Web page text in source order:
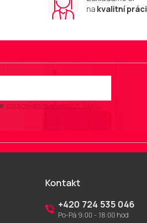
na kvalitní práci
zpracováním osobních údajů
Kontakt
+420 724 535 046
Po-Pá 9:00 - 18:00 hod